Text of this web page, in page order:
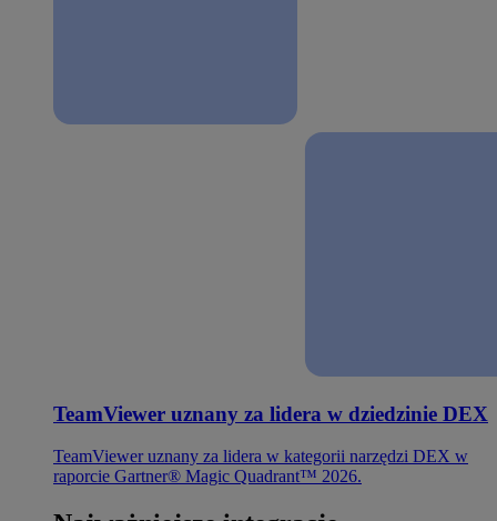
TeamViewer uznany za lidera w dziedzinie DEX
TeamViewer uznany za lidera w kategorii narzędzi DEX w
raporcie Gartner® Magic Quadrant™ 2026.